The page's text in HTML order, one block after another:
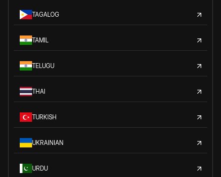
TAGALOG
TAMIL
TELUGU
THAI
TURKISH
UKRAINIAN
URDU